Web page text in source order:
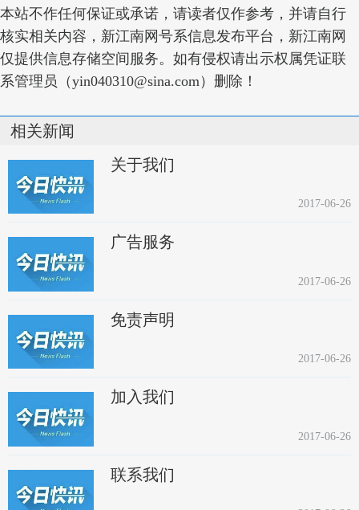
本站不作任何保证或承诺，请读者仅作参考，并请自行
核实相关内容，新江南网号系信息发布平台，新江南网
仅提供信息存储空间服务。如有侵权请出示权属凭证联
系管理员（yin040310@sina.com）删除！
相关新闻
关于我们
2017-06-26
广告服务
2017-06-26
免责声明
2017-06-26
加入我们
2017-06-26
联系我们